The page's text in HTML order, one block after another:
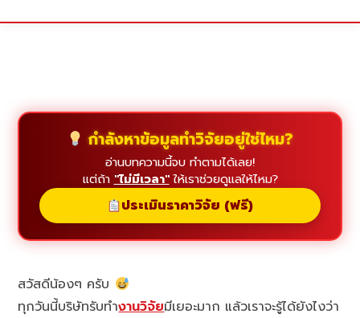
กำลังหาข้อมูลทำวิจัยอยู่ใช่ไหม?
อ่านบทความนี้จบ ทำตามได้เลย!
แต่ถ้า "ไม่มีเวลา"ให้เราช่วยดูแลให้ไหม?
ประเมินราคาวิจัย (ฟรี)
สวัสดีน้องๆ ครับ
ทุกวันนี้บริษัทรับทำงานวิจัยมีเยอะมาก แล้วเราจะรู้ได้ยังไงว่า